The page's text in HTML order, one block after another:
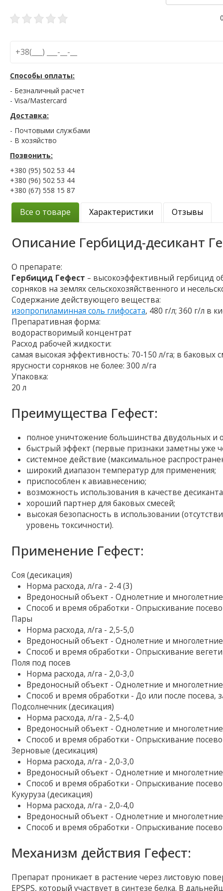
Способы оплаты:
- Безналичный расчет
- Visa/Mastercard
Доставка:
- Почтовыми службами
- В хозяйство
Позвонить:
+380 (95) 502 53 44
+380 (96) 502 53 44
+380 (67) 558 15 87
Все о товаре Характеристики Отзывы
Описание Гербицид-десикант
О препарате:
Гербицид Гефест – высокоэффективный гербицид
сорняков на землях сельскохозяйственного и
Содержание действующего вещества:
изопропиламинная соль глифосата, 480 г/л; 360 г/л в
Препаративная форма:
водорастворимый концентрат
Расход рабочей жидкости:
самая высокая эффективность: 70-150 л/га; в
ярусности сорняков не более: 300 л/га
Упаковка:
20 л
Преимущества Гефест:
полное уничтожение большинства двудольных и
быстрый эффект (первые признаки заметны уже
системное действие (максимальное
широкий диапазон температур для применения;
приспособлен к авиавнесению;
возможность использования в качестве
хороший партнер для баковых смесей;
высокая безопасность в использовании
уровень токсичности).
Применение Гефест:
Соя (десикация)
Норма расхода, л/га - 2-4 (3)
Вредоносный объект - Однолетние и
Способ и время обработки - Опрыскивание
Пары
Норма расхода, л/га - 2,5-5,0
Вредоносный объект - Однолетние и
Способ и время обработки - Опрыскивание
Поля под посев
Норма расхода, л/га - 2,0-3,0
Вредоносный объект - Однолетние и
Способ и время обработки - До или после посева,
Подсолнечник (десикация)
Норма расхода, л/га - 2,5-4,0
Вредоносный объект - Однолетние и
Способ и время обработки - Опрыскивание
Зерновые (десикация)
Норма расхода, л/га - 2,0-3,0
Вредоносный объект - Однолетние и
Способ и время обработки - Опрыскивание
Кукуруза (десикация)
Норма расхода, л/га - 2,0-4,0
Вредоносный объект - Однолетние и
Способ и время обработки - Опрыскивание
Механизм действия Гефест:
Препарат проникает в растение через листовую
EPSPS, который участвует в синтезе белка. В